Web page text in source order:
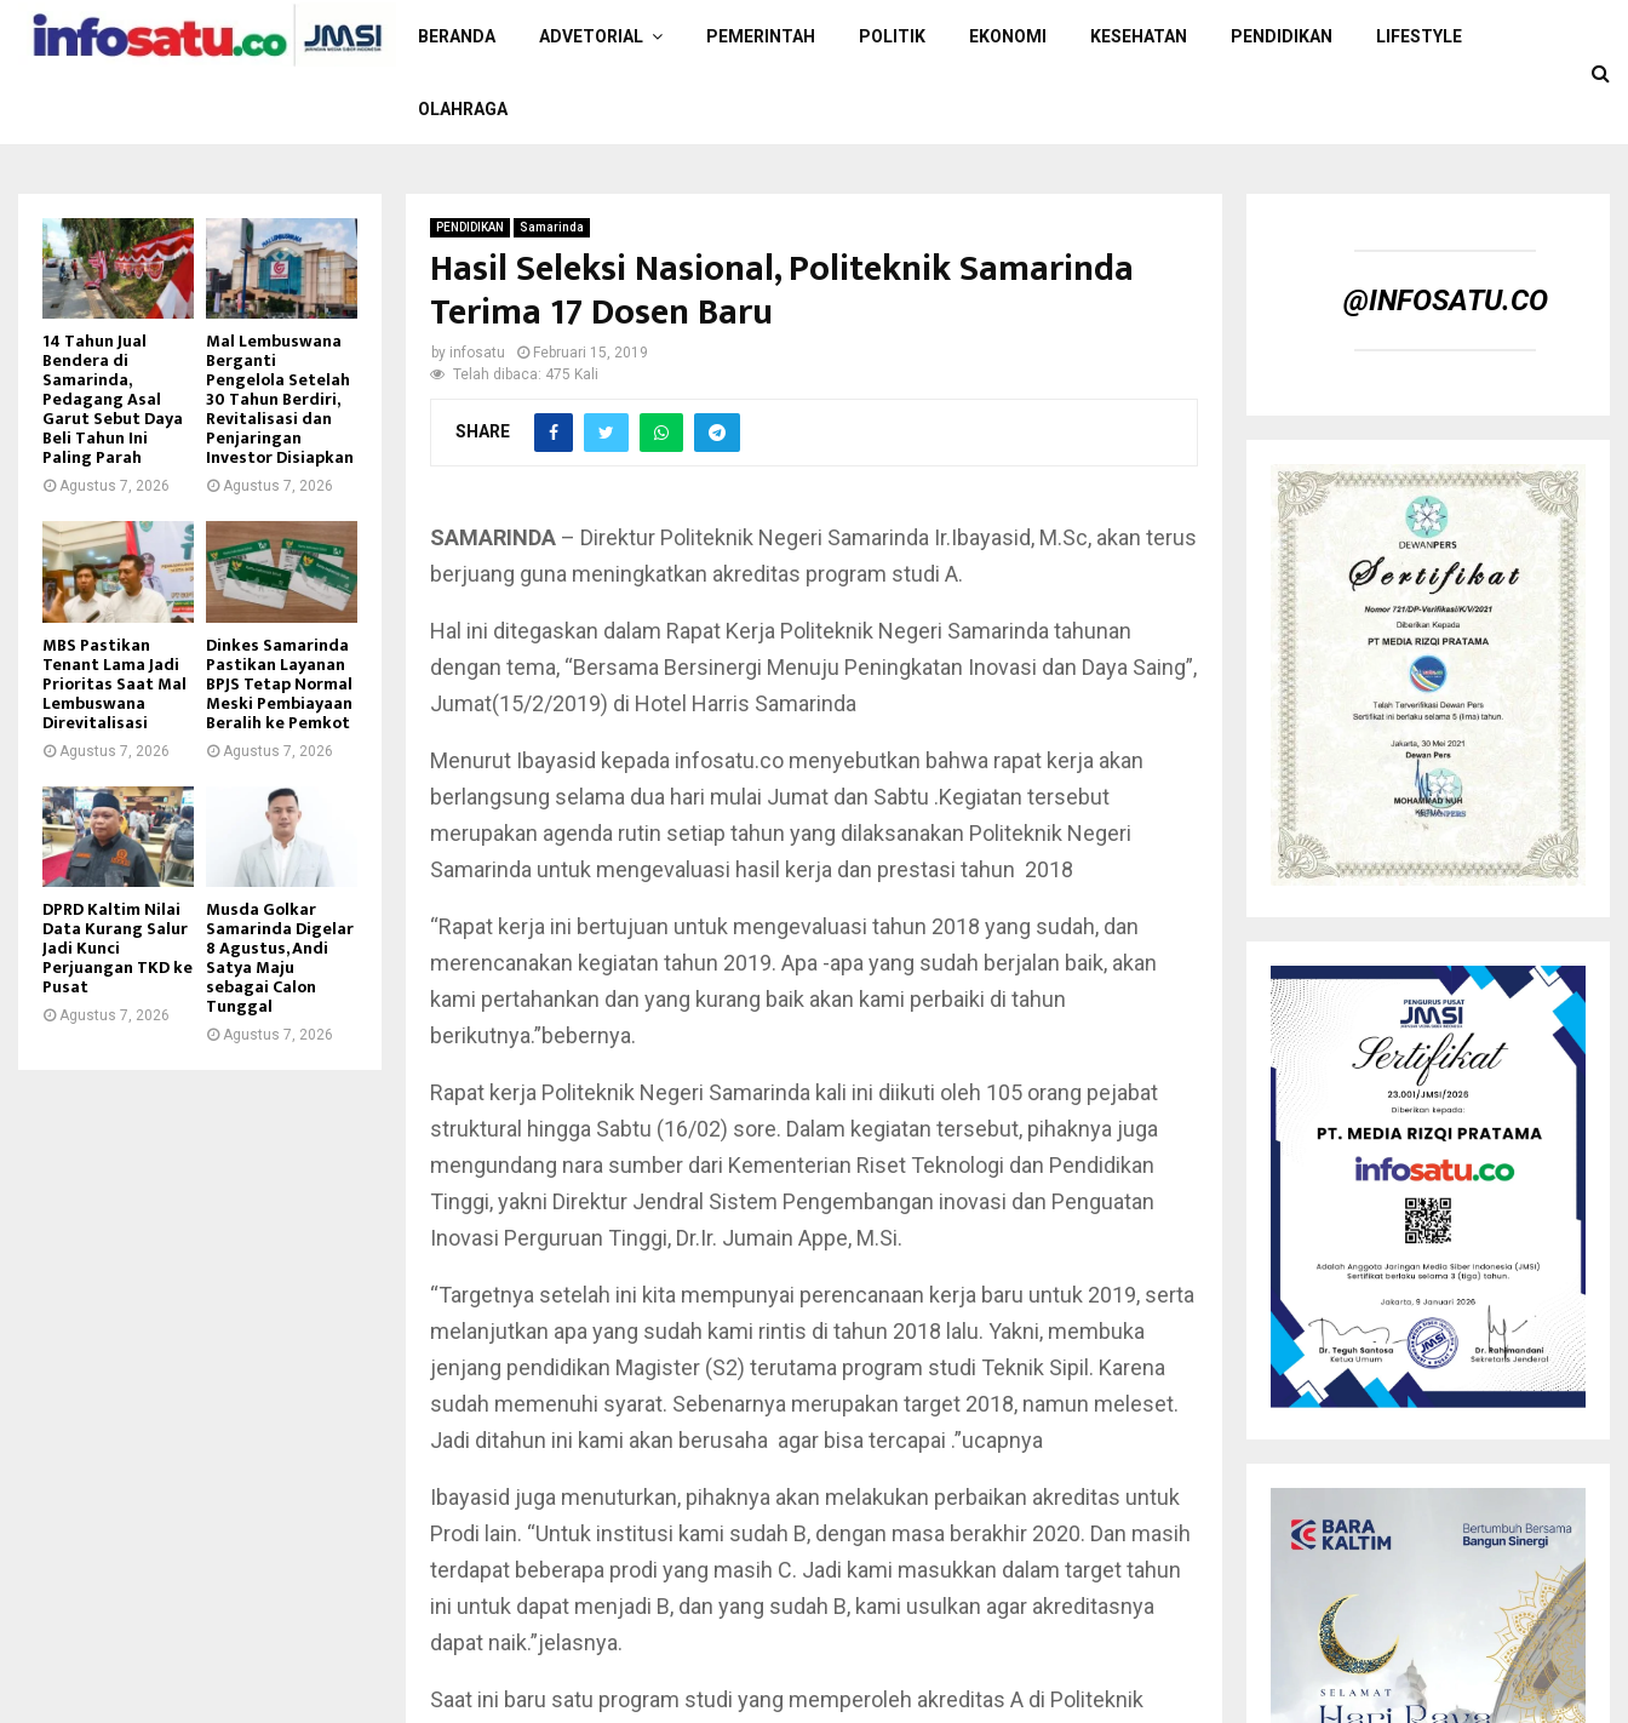
BERANDA ADVETORIAL PEMERINTAH POLITIK EKONOMI KESEHATAN PENDIDIKAN LIFESTYLE
OLAHRAGA
PENDIDIKAN Samarinda
Hasil Seleksi Nasional, Politeknik Samarinda
Terima 17 Dosen Baru
by infosatu
Februari 15, 2019
Telah dibaca: 475 Kali
SHARE
SAMARINDA – Direktur Politeknik Negeri Samarinda Ir.Ibayasid, M.Sc, akan terus
berjuang guna meningkatkan akreditas program studi A.
Hal ini ditegaskan dalam Rapat Kerja Politeknik Negeri Samarinda tahunan
dengan tema, “Bersama Bersinergi Menuju Peningkatan Inovasi dan Daya Saing”,
Jumat(15/2/2019) di Hotel Harris Samarinda
Menurut Ibayasid kepada infosatu.co menyebutkan bahwa rapat kerja akan
berlangsung selama dua hari mulai Jumat dan Sabtu .Kegiatan tersebut
merupakan agenda rutin setiap tahun yang dilaksanakan Politeknik Negeri
Samarinda untuk mengevaluasi hasil kerja dan prestasi tahun 2018
“Rapat kerja ini bertujuan untuk mengevaluasi tahun 2018 yang sudah, dan
merencanakan kegiatan tahun 2019. Apa -apa yang sudah berjalan baik, akan
kami pertahankan dan yang kurang baik akan kami perbaiki di tahun
berikutnya.”bebernya.
Rapat kerja Politeknik Negeri Samarinda kali ini diikuti oleh 105 orang pejabat
struktural hingga Sabtu (16/02) sore. Dalam kegiatan tersebut, pihaknya juga
mengundang nara sumber dari Kementerian Riset Teknologi dan Pendidikan
Tinggi, yakni Direktur Jendral Sistem Pengembangan inovasi dan Penguatan
Inovasi Perguruan Tinggi, Dr.Ir. Jumain Appe, M.Si.
“Targetnya setelah ini kita mempunyai perencanaan kerja baru untuk 2019, serta
melanjutkan apa yang sudah kami rintis di tahun 2018 lalu. Yakni, membuka
jenjang pendidikan Magister (S2) terutama program studi Teknik Sipil. Karena
sudah memenuhi syarat. Sebenarnya merupakan target 2018, namun meleset.
Jadi ditahun ini kami akan berusaha agar bisa tercapai .”ucapnya
Ibayasid juga menuturkan, pihaknya akan melakukan perbaikan akreditas untuk
Prodi lain. “Untuk institusi kami sudah B, dengan masa berakhir 2020. Dan masih
terdapat beberapa prodi yang masih C. Jadi kami masukkan dalam target tahun
ini untuk dapat menjadi B, dan yang sudah B, kami usulkan agar akreditasnya
dapat naik.”jelasnya.
Saat ini baru satu program studi yang memperoleh akreditas A di Politeknik
14 Tahun Jual
Bendera di
Samarinda,
Pedagang Asal
Garut Sebut Daya
Beli Tahun Ini
Paling Parah
Agustus 7, 2026
Mal Lembuswana
Berganti
Pengelola Setelah
30 Tahun Berdiri,
Revitalisasi dan
Penjaringan
Investor Disiapkan
Agustus 7, 2026
MBS Pastikan
Tenant Lama Jadi
Prioritas Saat Mal
Lembuswana
Direvitalisasi
Agustus 7, 2026
Dinkes Samarinda
Pastikan Layanan
BPJS Tetap Normal
Meski Pembiayaan
Beralih ke Pemkot
Agustus 7, 2026
DPRD Kaltim Nilai
Data Kurang Salur
Jadi Kunci
Perjuangan TKD ke
Pusat
Agustus 7, 2026
Musda Golkar
Samarinda Digelar
8 Agustus, Andi
Satya Maju
sebagai Calon
Tunggal
Agustus 7, 2026
@INFOSATU.CO